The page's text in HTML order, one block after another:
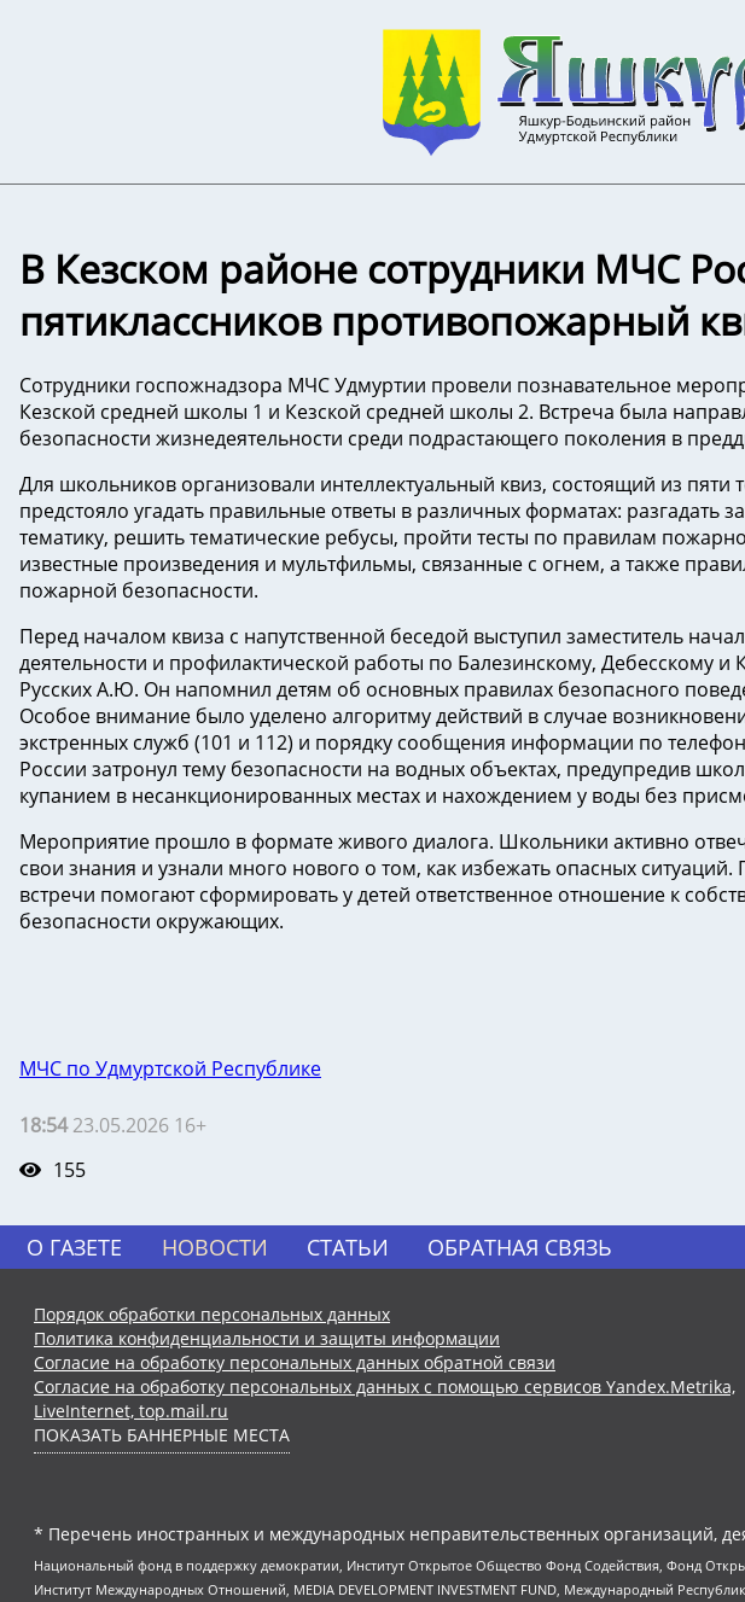
В Кезском районе сотрудники МЧС
пятиклассников противопожарный
Сотрудники госпожнадзора МЧС Удмуртии провели познавательное
Кезской средней школы 1 и Кезской средней школы 2. Встреча была
безопасности жизнедеятельности среди подрастающего поколения в
Для школьников организовали интеллектуальный квиз, состоящий из пяти
предстояло угадать правильные ответы в различных форматах: разгадать
тематику, решить тематические ребусы, пройти тесты по правилам
известные произведения и мультфильмы, связанные с огнем, а также
пожарной безопасности.
Перед началом квиза с напутственной беседой выступил заместитель
деятельности и профилактической работы по Балезинскому, Дебесскому
Русских А.Ю. Он напомнил детям об основных правилах безопасного
Особое внимание было уделено алгоритму действий в случае
экстренных служб (101 и 112) и порядку сообщения информации по
России затронул тему безопасности на водных объектах, предупредив
купанием в несанкционированных местах и нахождением у воды без
Мероприятие прошло в формате живого диалога. Школьники активно
свои знания и узнали много нового о том, как избежать опасных
встречи помогают сформировать у детей ответственное отношение к
безопасности окружающих.
МЧС по Удмуртской Республике
18:5423.05.2026 16+
155
О ГАЗЕТЕ НОВОСТИ СТАТЬИ ОБРАТНАЯ СВЯЗЬ
Порядок обработки персональных данных
Политика конфиденциальности и защиты информации
Согласие на обработку персональных данных обратной связи
Согласие на обработку персональных данных с помощью сервисов Yandex.Metrika,
LiveInternet, top.mail.ru
ПОКАЗАТЬ БАННЕРНЫЕ МЕСТА
* Перечень иностранных и международных неправительственных организаций,
Национальный фонд в поддержку демократии, Институт Открытое Общество Фонд Содействия, Фонд
Институт Международных Отношений, MEDIA DEVELOPMENT INVESTMENT FUND, Международный